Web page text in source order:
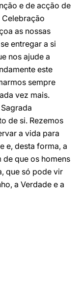
e de acção de
Celebração
as nossas
entregar a si
nos ajude a
este
sempre
vez mais.
de si. Rezemos
a vida para
e, desta forma, a
de que os homens
que só pode vir
a Verdade e a